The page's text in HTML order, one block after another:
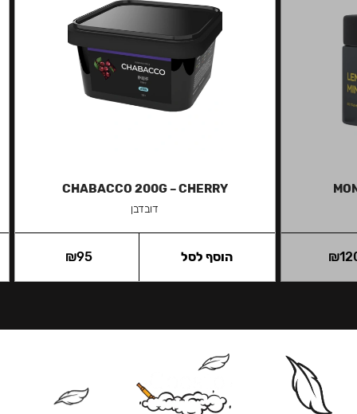
₪
CHABACCO 200G – CHERRY
דובדבן
₪95 הוסף לסל